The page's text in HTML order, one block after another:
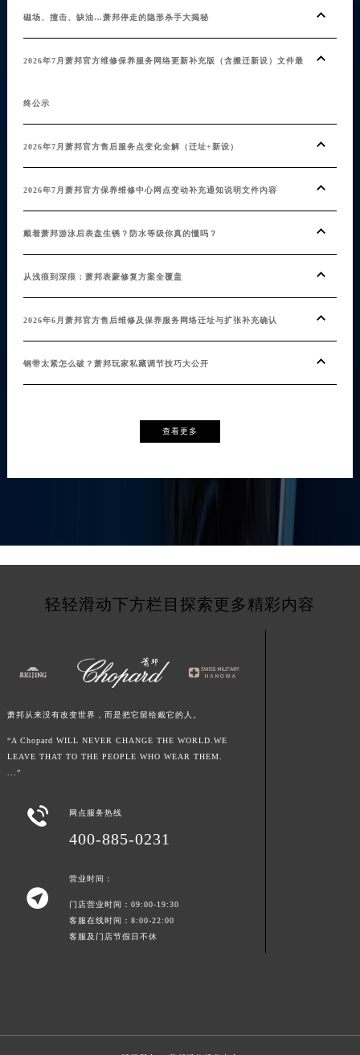
磁场、撞击、缺油…萧邦停走的隐形杀手大揭秘
2026年7月萧邦官方维修保养服务网络更新补充版（含搬迁新设）文件最
终公示
2026年7月萧邦官方售后服务点变化全解（迁址+新设）
2026年7月萧邦官方保养维修中心网点变动补充通知说明文件内容
戴着萧邦游泳后表盘生锈？防水等级你真的懂吗？
从浅痕到深痕：萧邦表蒙修复方案全覆盖
2026年6月萧邦官方售后维修及保养服务网络迁址与扩张补充确认
钢带太紧怎么破？萧邦玩家私藏调节技巧大公开
查看更多
轻轻滑动下方栏目探索更多精彩内容
萧邦从来没有改变世界，而是把它留给戴它的人。
“A Chopard WILL NEVER CHANGE THE WORLD.WE
LEAVE THAT TO THE PEOPLE WHO WEAR THEM.
...”
 网点服务热线
400-885-0231

营业时间：
门店营业时间：09:00-19:30
客服在线时间：8:00-22:00
客服及门店节假日不休